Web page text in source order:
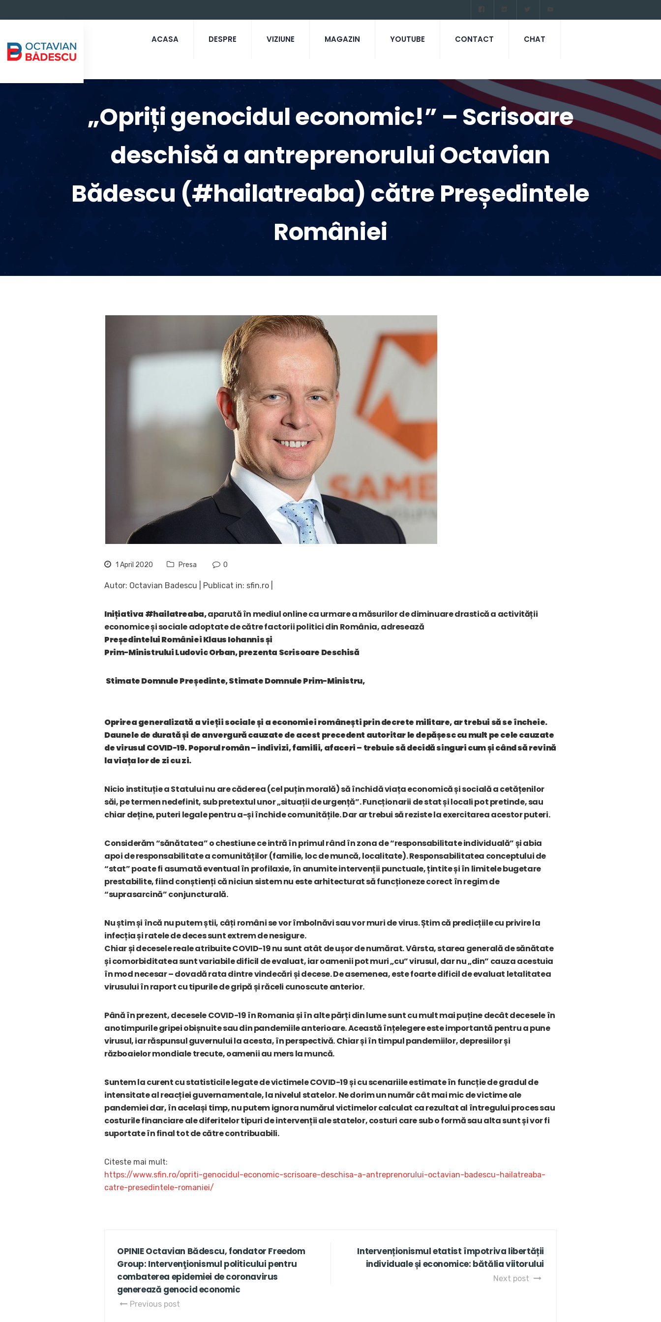
ACASA DESPRE VIZIUNE MAGAZIN YOUTUBE CONTACT CHAT
„Opriți genocidul economic!” – Scrisoare
deschisă a antreprenorului Octavian
Bădescu (#hailatreaba) către Președintele
României
1 April 2020 Presa 0
Autor: Octavian Badescu | Publicat in: sfin.ro |
Inițiativa #hailatreaba,aparută în mediul online ca urmare a măsurilor de diminuare drastică a activității
economice și sociale adoptate de către factorii politici din România, adresează
Președintelui României Klaus Iohannis și
Prim-Ministrului Ludovic Orban, prezenta Scrisoare Deschisă
Stimate Domnule Președinte, Stimate Domnule Prim-Ministru,
Oprirea generalizată a vieții sociale și a economiei românești prin decrete militare, ar trebui să se încheie.
Daunele de durată și de anvergură cauzate de acest precedent autoritar le depășesc cu mult pe cele cauzate
de virusul COVID-19. Poporul român – indivizi, familii, afaceri – trebuie să decidă singuri cum și când să revină
la viața lor de zi cu zi.
Nicio instituție a Statului nu are căderea (cel puțin morală) să închidă viața economică și socială a cetățenilor
săi, pe termen nedefinit, sub pretextul unor „situații de urgență”. Funcționarii de stat și locali pot pretinde, sau
chiar deține, puteri legale pentru a-și închide comunitățile. Dar ar trebui să reziste la exercitarea acestor puteri.
Considerăm “sănătatea” o chestiune ce intră în primul rând în zona de “responsabilitate individuală” și abia
apoi de responsabilitate a comunităților (familie, loc de muncă, localitate). Responsabilitatea conceptului de
“stat” poate fi asumată eventual în profilaxie, în anumite intervenții punctuale, țintite și în limitele bugetare
prestabilite, fiind conștienți că niciun sistem nu este arhitecturat să funcționeze corect în regim de
“suprasarcină” conjuncturală.
Nu știm și încă nu putem știi, câți români se vor îmbolnăvi sau vor muri de virus. Știm că predicțiile cu privire la
infecția și ratele de deces sunt extrem de nesigure.
Chiar și decesele reale atribuite COVID-19 nu sunt atât de ușor de numărat. Vârsta, starea generală de sănătate
și comorbiditatea sunt variabile dificil de evaluat, iar oamenii pot muri „cu” virusul, dar nu „din” cauza acestuia
în mod necesar – dovadă rata dintre vindecări și decese. De asemenea, este foarte dificil de evaluat letalitatea
virusului în raport cu tipurile de gripă și răceli cunoscute anterior.
Până în prezent, decesele COVID-19 în Romania și în alte părți din lume sunt cu mult mai puține decât decesele în
anotimpurile gripei obișnuite sau din pandemiile anterioare. Această înțelegere este importantă pentru a pune
virusul, iar răspunsul guvernului la acesta, în perspectivă. Chiar și în timpul pandemiilor, depresiilor și
războaielor mondiale trecute, oamenii au mers la muncă.
Suntem la curent cu statisticile legate de victimele COVID-19 și cu scenariile estimate în funcție de gradul de
intensitate al reacției guvernamentale, la nivelul statelor. Ne dorim un număr cât mai mic de victime ale
pandemiei dar, în același timp, nu putem ignora numărul victimelor calculat ca rezultat al întregului proces sau
costurile financiare ale diferitelor tipuri de intervenții ale statelor, costuri care sub o formă sau alta sunt și vor fi
suportate în final tot de către contribuabili.
Citeste mai mult:
https://www.sfin.ro/opriti-genocidul-economic-scrisoare-deschisa-a-antreprenorului-octavian-badescu-hailatreaba-
catre-presedintele-romaniei/
OPINIE Octavian Bădescu, fondator Freedom
Group: Intervenţionismul politicului pentru
combaterea epidemiei de coronavirus
generează genocid economic
Previous post
Intervenționismul etatist împotriva libertății
individuale și economice: bătălia viitorului
Next post